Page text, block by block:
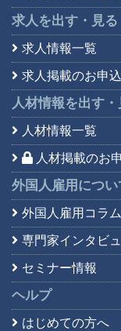
求人を出す・見る
求人情報一覧
求人掲載のお申
人材情報を出す・
人材情報一覧
人材掲載のお
外国人雇用につい
外国人雇用コラム
専門家インタビ
セミナー情報
ヘルプ
はじめての方へ